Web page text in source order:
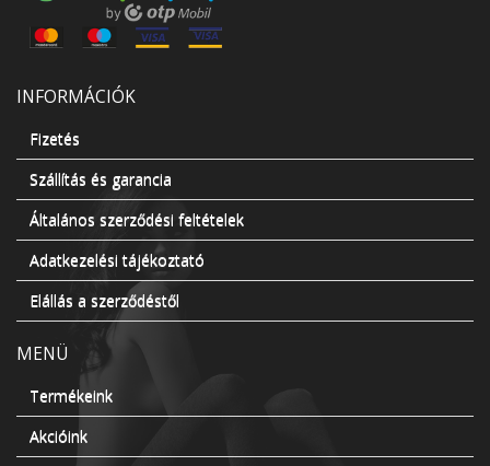
INFORMÁCIÓK
Fizetés
Szállítás és garancia
Általános szerződési feltételek
Adatkezelési tájékoztató
Elállás a szerződéstől
MENÜ
Termékeink
Akcióink